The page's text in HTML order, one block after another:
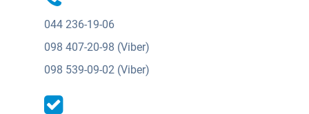
044 236-19-06
098 407-20-98 (Viber)
098 539-09-02 (Viber)